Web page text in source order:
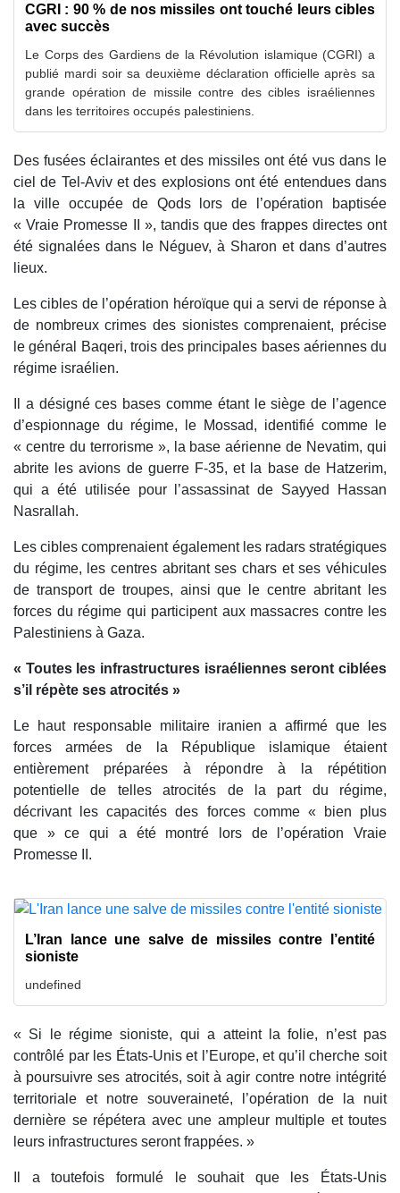
CGRI : 90 % de nos missiles ont touché leurs cibles
avec succès
Le Corps des Gardiens de la Révolution islamique (CGRI) a
publié mardi soir sa deuxième déclaration officielle après sa
grande opération de missile contre des cibles israéliennes
dans les territoires occupés palestiniens.
Des fusées éclairantes et des missiles ont été vus dans le
ciel de Tel-Aviv et des explosions ont été entendues dans
la ville occupée de Qods lors de l’opération baptisée
« Vraie Promesse II », tandis que des frappes directes ont
été signalées dans le Néguev, à Sharon et dans d’autres
lieux.
Les cibles de l’opération héroïque qui a servi de réponse à
de nombreux crimes des sionistes comprenaient, précise
le général Baqeri, trois des principales bases aériennes du
régime israélien.
Il a désigné ces bases comme étant le siège de l’agence
d’espionnage du régime, le Mossad, identifié comme le
« centre du terrorisme », la base aérienne de Nevatim, qui
abrite les avions de guerre F-35, et la base de Hatzerim,
qui a été utilisée pour l’assassinat de Sayyed Hassan
Nasrallah.
Les cibles comprenaient également les radars stratégiques
du régime, les centres abritant ses chars et ses véhicules
de transport de troupes, ainsi que le centre abritant les
forces du régime qui participent aux massacres contre les
Palestiniens à Gaza.
« Toutes les infrastructures israéliennes seront ciblées
s’il répète ses atrocités »
Le haut responsable militaire iranien a affirmé que les
forces armées de la République islamique étaient
entièrement préparées à répondre à la répétition
potentielle de telles atrocités de la part du régime,
décrivant les capacités des forces comme « bien plus
que » ce qui a été montré lors de l’opération Vraie
Promesse II.
L’Iran lance une salve de missiles contre l’entité
sioniste
undefined
« Si le régime sioniste, qui a atteint la folie, n’est pas
contrôlé par les États-Unis et l’Europe, et qu’il cherche soit
à poursuivre ses atrocités, soit à agir contre notre intégrité
territoriale et notre souveraineté, l’opération de la nuit
dernière se répétera avec une ampleur multiple et toutes
leurs infrastructures seront frappées. »
Il a toutefois formulé le souhait que les États-Unis